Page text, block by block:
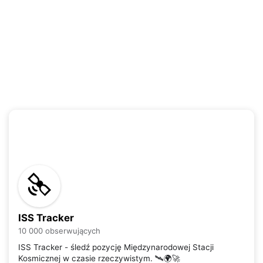
ISS Tracker
10 000 obserwujących
ISS Tracker - śledź pozycję Międzynarodowej Stacji
Kosmicznej w czasie rzeczywistym. 🛰️🌍🚀